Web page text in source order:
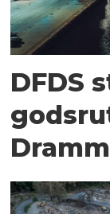
DFDS